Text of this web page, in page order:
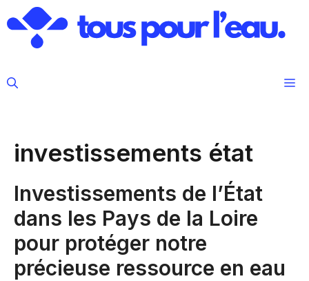
au
contenu
investissements état
Investissements de l’État
dans les Pays de la Loire
pour protéger notre
précieuse ressource en eau